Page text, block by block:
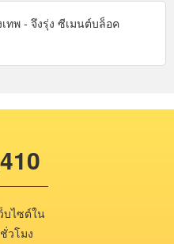
ทพ - จึงรุ่ง ซีเมนต์บล็อค
บไซต์ใน
วโมง